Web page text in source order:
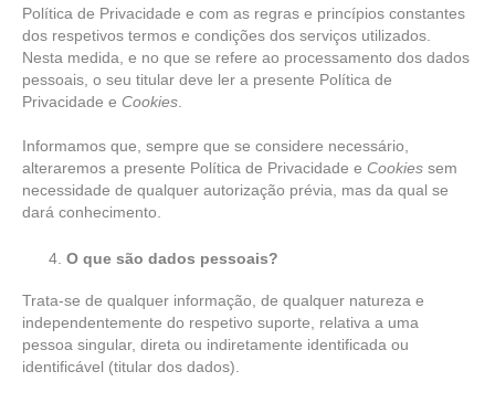
Política de Privacidade e com as regras e princípios constantes
dos respetivos termos e condições dos serviços utilizados.
Nesta medida, e no que se refere ao processamento dos dados
pessoais, o seu titular deve ler a presente Política de
Privacidade e Cookies.
Informamos que, sempre que se considere necessário,
alteraremos a presente Política de Privacidade e Cookies sem
necessidade de qualquer autorização prévia, mas da qual se
dará conhecimento.
O que são dados pessoais?
Trata-se de qualquer informação, de qualquer natureza e
independentemente do respetivo suporte, relativa a uma
pessoa singular, direta ou indiretamente identificada ou
identificável (titular dos dados).